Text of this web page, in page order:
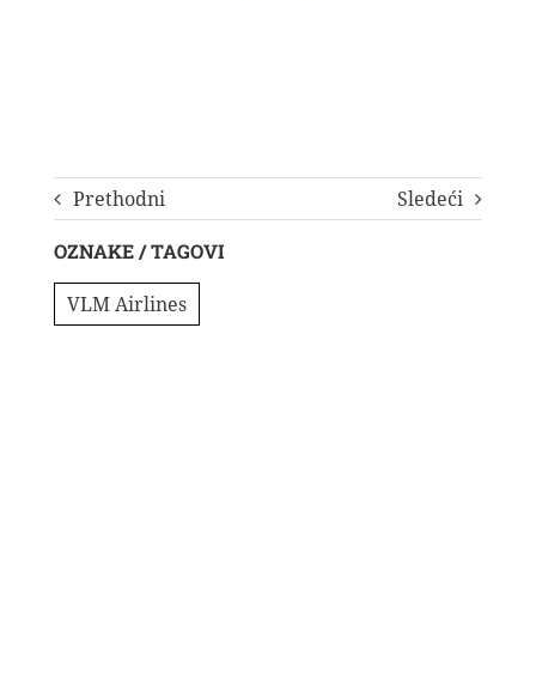
Prethodni Sledeći
OZNAKE / TAGOVI
VLM Airlines